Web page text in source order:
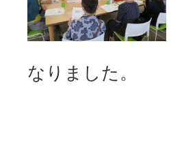
なりました。